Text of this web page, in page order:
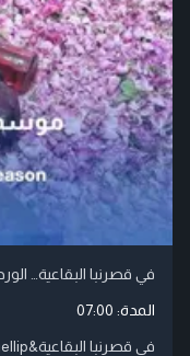
في قصرنبا البقاعية…
المدة: 07:00